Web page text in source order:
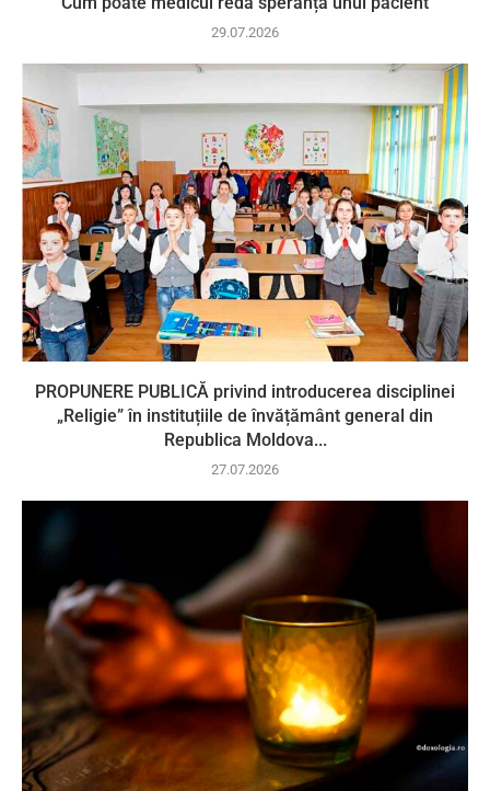
29.07.2026
PROPUNERE PUBLICĂ privind introducerea disciplinei
„Religie” în instituțiile de învățământ general din
Republica Moldova...
27.07.2026